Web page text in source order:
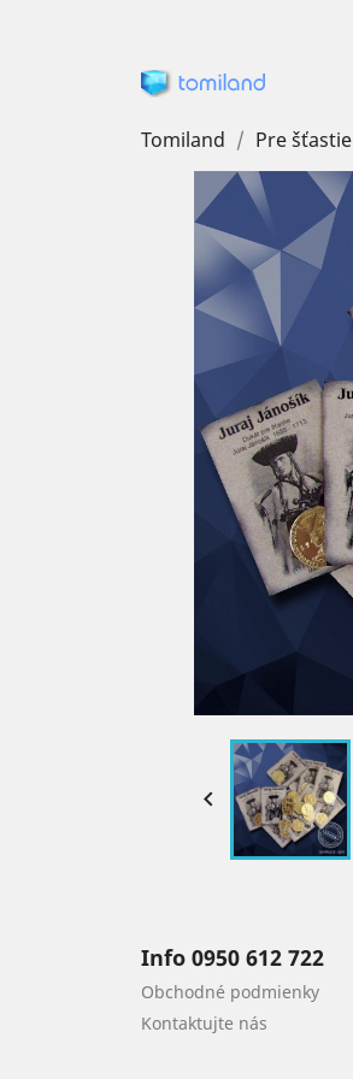
Tomiland Pre šťastie

Info 0950 612 722
Obchodné podmienky
Kontaktujte nás